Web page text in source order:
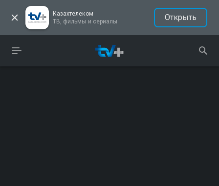
Казахтелеком
ТВ, фильмы и сериалы
Открыть